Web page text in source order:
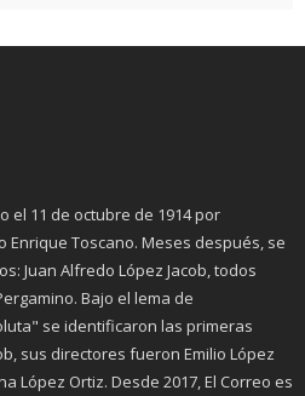
el 11 de octubre de 1914 por
Enrique Toscano. Meses después, se
Juan Alfredo López Jacob, todos
Bajo el lema de
se identificaron las primeras
sus directores fueron Emilio López
López Ortiz. Desde 2017, El Correo es